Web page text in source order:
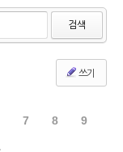
검색
쓰기
7 8 9